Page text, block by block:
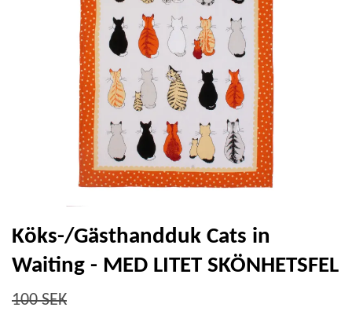
Köks-/Gästhandduk Cats in
Waiting - MED LITET SKÖNHETSFEL
100 SEK